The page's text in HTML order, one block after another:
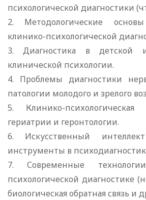
психологической диагностики
2. Методологические
клинико-психологической
3. Диагностика в детской
клинической психологии.
4. Проблемы диагностики
патологии молодого и зрелого
5. Клинико-
гериатрии и геронтологии.
6. Искусственный
инструменты в
7. Современные
психологической диагностике
биологическая обратная связь и